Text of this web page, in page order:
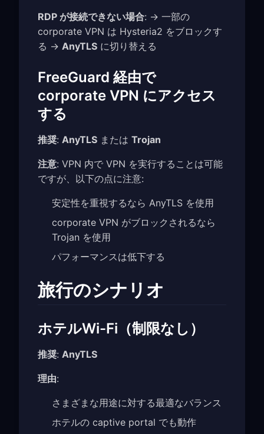
RDP が接続できない場合: → 一部の
corporate VPN は Hysteria2 をブロックす
る → AnyTLS に切り替える
FreeGuard 経由で
corporate VPN にアクセス
する
推奨: AnyTLS または Trojan
注意: VPN 内で VPN を実行することは可能
ですが、以下の点に注意:
安定性を重視するなら AnyTLS を使用
corporate VPN がブロックされるなら
Trojan を使用
パフォーマンスは低下する
旅行のシナリオ
ホテルWi-Fi（制限なし）
推奨: AnyTLS
理由:
さまざまな用途に対する最適なバランス
ホテルの captive portal でも動作